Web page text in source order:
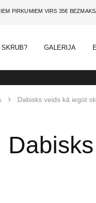
PIRKUMIEM VIRS 35€
GALERIJA
Dabisks veids kā iegūt